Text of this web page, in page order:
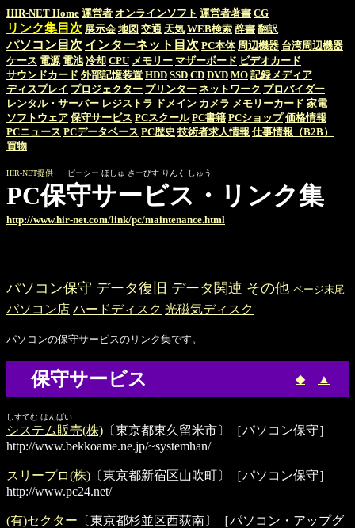
HIR-NET Home 運営者 オンラインソフト 運営者著書 CG
リンク集目次 展示会 地図 交通 天気 WEB検索 辞書 翻訳
パソコン目次 インターネット目次 PC本体 周辺機器 台湾周辺機器
ケース 電源 電池 冷却 CPU メモリー マザーボード ビデオカード
サウンドカード 外部記憶装置 HDD SSD CD DVD MO 記録メディア
ディスプレイ プロジェクター プリンター ネットワーク プロバイダー
レンタル・サーバー レジストラ ドメイン カメラ メモリーカード 家電
ソフトウェア 保守サービス PCスクール PC書籍 PCショップ 価格情報
PCニュース PCデータベース PC歴史 技術者求人情報 仕事情報（B2B）
買物
HIR-NET提供 ピーシー ほしゅ さーびす りんく しゅう
PC保守サービス・リンク集
http://www.hir-net.com/link/pc/maintenance.html
パソコン保守 データ復旧 データ関連 その他 ページ末尾
パソコン店 ハードディスク 光磁気ディスク
パソコンの保守サービスのリンク集です。
保守サービス ◆ ▲
しすてむ はんばい
システム販売(株) 〔東京都東久留米市〕［パソコン保守］
http://www.bekkoame.ne.jp/~systemhan/
スリープロ(株) 〔東京都新宿区山吹町〕［パソコン保守］
http://www.pc24.net/
(有)セクター 〔東京都杉並区西荻南〕［パソコン・アップグ